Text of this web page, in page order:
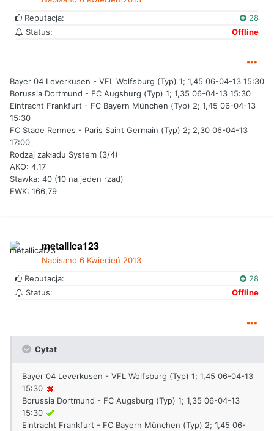
Reputacja:
28
Status:
Offline
Bayer 04 Leverkusen - VFL Wolfsburg (Typ) 1; 1,45 06-04-13 15:30
Borussia Dortmund - FC Augsburg (Typ) 1; 1,35 06-04-13 15:30
Eintracht Frankfurt - FC Bayern München (Typ) 2; 1,45 06-04-13
15:30
FC Stade Rennes - Paris Saint Germain (Typ) 2; 2,30 06-04-13
17:00
Rodzaj zakładu System (3/4)
AKO: 4,17
Stawka: 40 (10 na jeden rzad)
EWK: 166,79
metallica123
Napisano 6 Kwiecień 2013
Reputacja:
28
Status:
Offline
Cytat
Bayer 04 Leverkusen - VFL Wolfsburg (Typ) 1; 1,45 06-04-13
15:30
Borussia Dortmund - FC Augsburg (Typ) 1; 1,35 06-04-13
15:30
Eintracht Frankfurt - FC Bayern München (Typ) 2; 1,45 06-